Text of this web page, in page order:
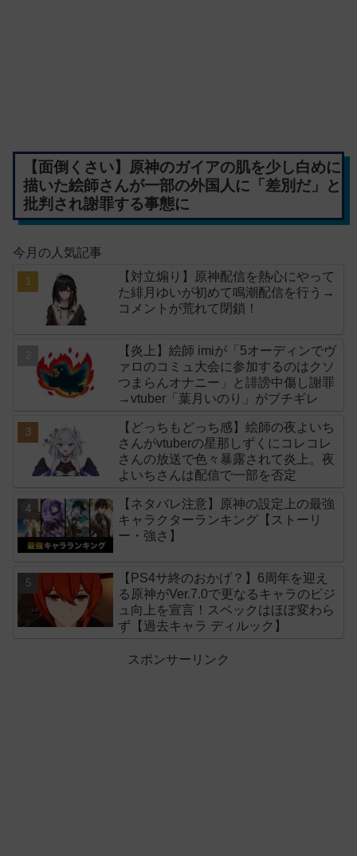
【面倒くさい】原神のガイアの肌を少し白めに
描いた絵師さんが一部の外国人に「差別だ」と
批判され謝罪する事態に
今月の人気記事
【対立煽り】原神配信を熱心にやって
た緋月ゆいが初めて鳴潮配信を行う→
コメントが荒れて閉鎖！
【炎上】絵師 imiが「5オーディンでヴ
ァロのコミュ大会に参加するのはクソ
つまらんオナニー」と誹謗中傷し謝罪
→vtuber「葉月いのり」がブチギレ
【どっちもどっち感】絵師の夜よいち
さんがvtuberの星那しずくにコレコレ
さんの放送で色々暴露されて炎上。夜
よいちさんは配信で一部を否定
【ネタバレ注意】原神の設定上の最強
キャラクターランキング【ストーリ
ー・強さ】
【PS4サ終のおかげ？】6周年を迎え
る原神がVer.7.0で更なるキャラのビジ
ュ向上を宣言！スペックはほぼ変わら
ず【過去キャラ ディルック】
スポンサーリンク